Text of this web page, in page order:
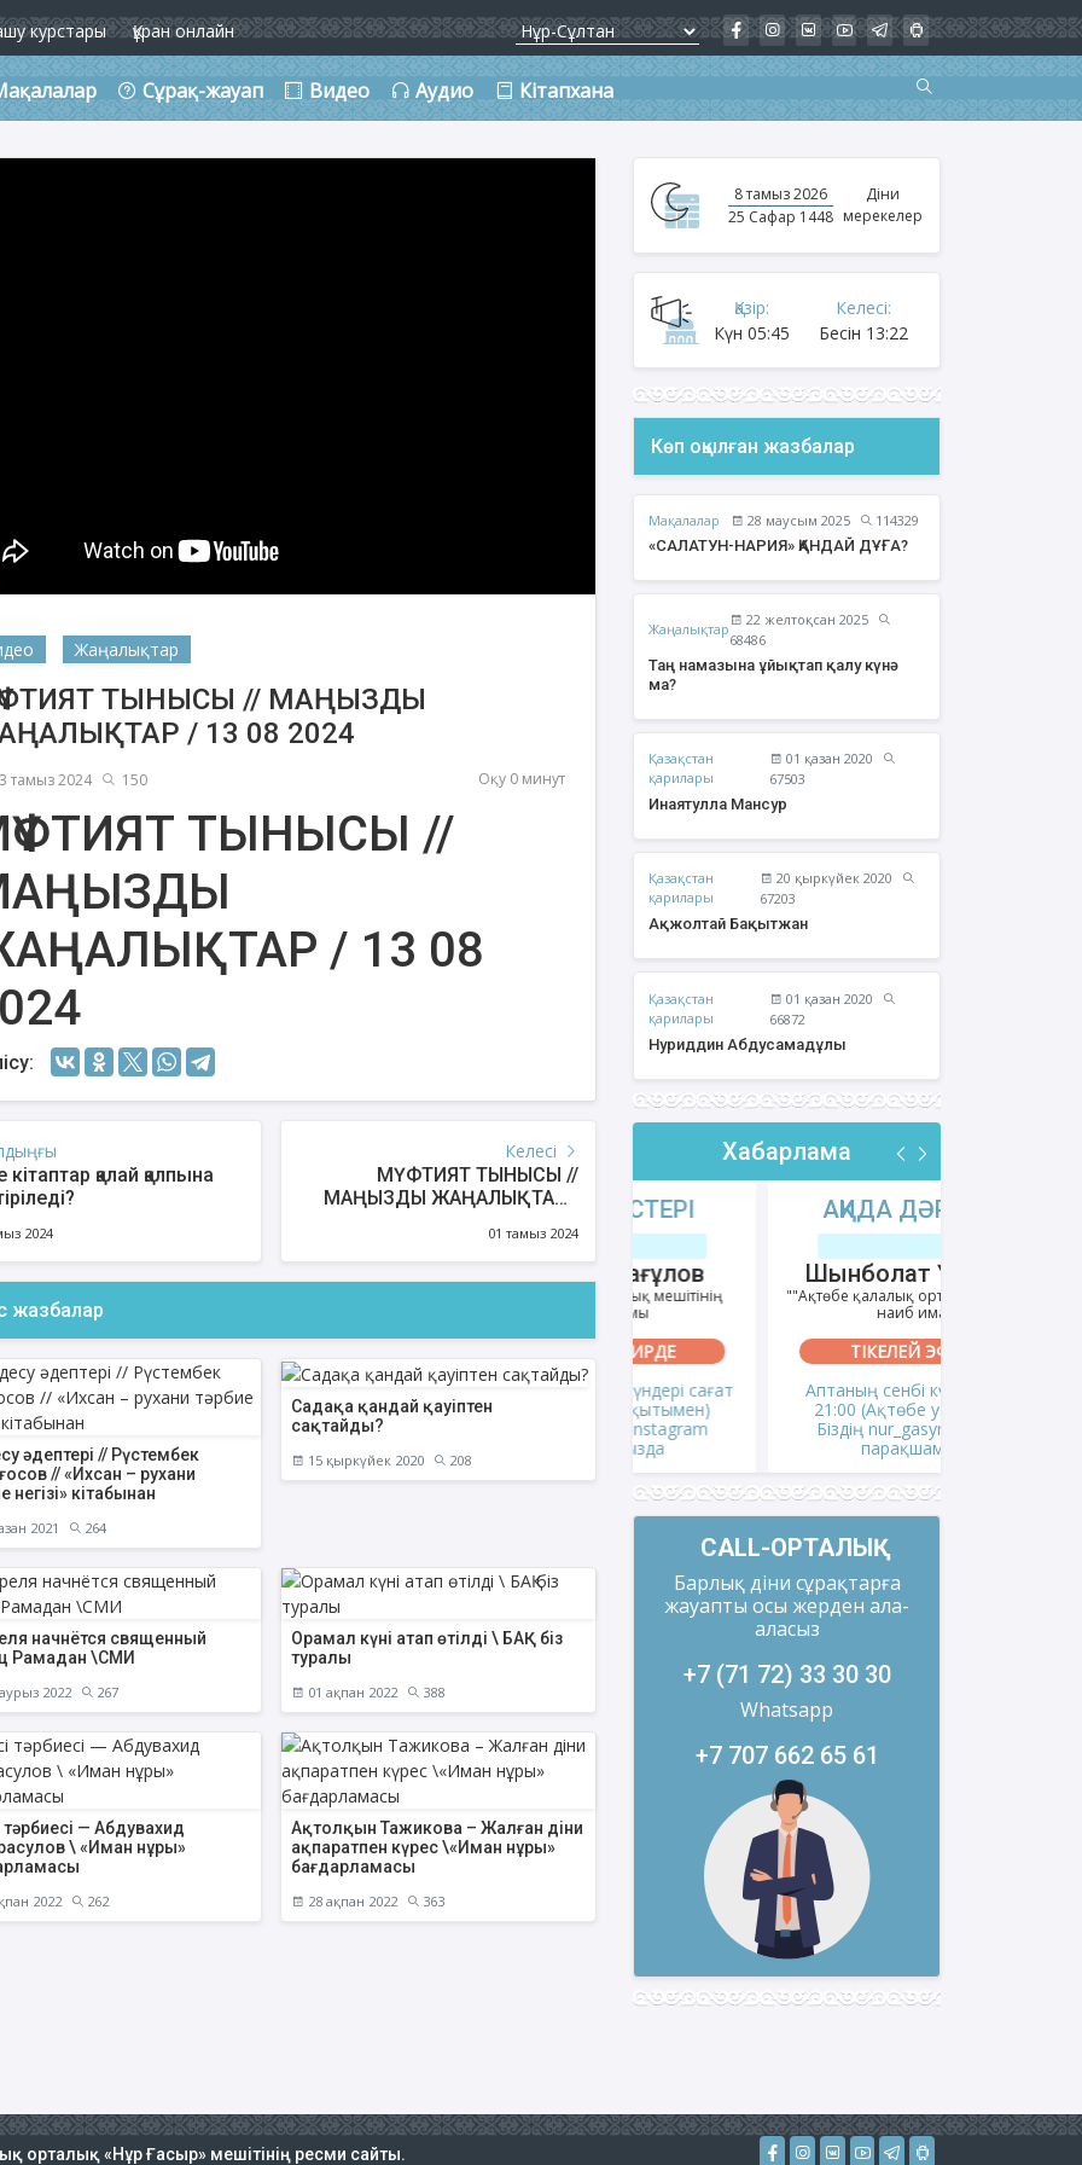
курстары Құран онлайн
Сұрақ-жауап Видео Аудио Кітапхана
Бекжан
Ақжолтай Бақытжан
Әбішев Қуаныш
Жаңалықтар
ТЫНЫСЫ // МАҢЫЗДЫ
/ 13 08 2024
тамыз 2024 150 Оқу 0 минут
ТЫНЫСЫ //
/ 13 08
кітаптар қалай қалпына
2024
Келесі
МҮФТИЯТ ТЫНЫСЫ //
МАҢЫЗДЫ ЖАҢАЛЫҚТАР /
01 тамыз 2024
жазбалар
әдептері // Рүстембек
// «Ихсан – рухани
негізі» кітабынан
2021 264
Садақа қандай қауіптен
сақтайды?
15 қыркүйек 2020 208
начнётся священный
Рамадан \СМИ
2022 267
Орамал күні атап өтілді \ БАҚ біз
туралы
01 ақпан 2022 388
тәрбиесі — Абдувахид
\ «Иман нұры»
2022 262
Ақтолқын Тажикова – Жалған діни
ақпаратпен күрес \«Иман нұры»
бағдарламасы
28 ақпан 2022 363
8 тамыз 2026
25 Сафар 1448
Діни
мерекелер
Қазір:
Күн 05:45
Келесі:
Бесін 13:22
Көп оқылған жазбалар
Мақалалар 28 маусым 2025
114329
«САЛАТУН-НАРИЯ» ҚАНДАЙ ДҰҒА?
Жаңалықтар
22 желтоқсан 2025
68486
Таң намазына ұйықтап қалу күнә
ма?
Қазақстан
қарилары
01 қазан 2020
67503
Инаятулла Мансур
Қазақстан
қарилары
20 қыркүйек 2020
67203
Ақжолтай Бақытжан
Қазақстан
қарилары
01 қазан 2020
66872
Нуриддин Абдусамадұлы
Хабарлама
АҚИДА ДӘРІСТЕРІ
наиб имамы
Аптаның сенбі күндері сағат
21:00 (Ақтөбе уақытымен)
Біздің nur_gasyr Instagram
парақшамызда
ФИҚҺ ДӘРІСТЕРІ
Аптаның сәрсенбі күндері сағат
21:00 (Ақтөбе уақытымен)
Біздің nur_gasyr Instagram
АҚИДА ДӘРІСТЕРІ
Шынболат Үмбетов
""Ақтөбе қалалық орталық" мешітінің
ТІКЕЛЕЙ ЭФИРДЕ
Аптаның сенбі күндері сағат
21:00 (Ақтөбе уақытымен)
Біздің nur_gasyr Instagram
CALL-ОРТАЛЫҚ
Барлық діни сұрақтарға
жауапты осы жерден ала-
аласыз
+7 (71 72) 33 30 30
Whatsapp
+7 707 662 65 61
орталық «Нұр Ғасыр» мешітінің ресми сайты.